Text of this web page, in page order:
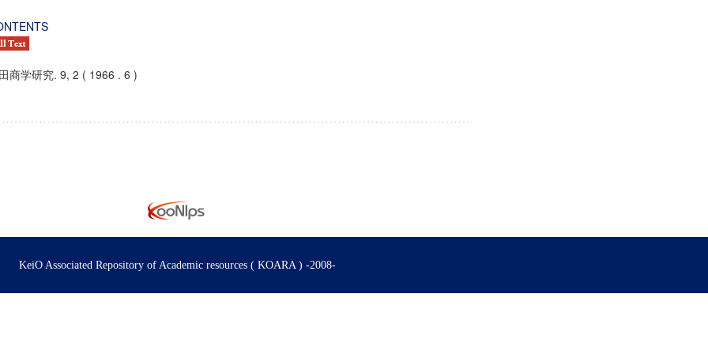
商学研究. 9, 2 ( 1966 . 6 )
KeiO Associated Repository of Academic resources ( KOARA ) -2008-